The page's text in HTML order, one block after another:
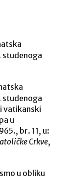
studenoga
studenoga
vatikanski
u
br. 11, u:
Crkve,
u obliku